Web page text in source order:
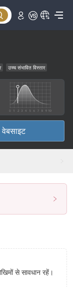
उच्च संभावित विस्तार
वेबसाइट
से सावधान रहें।